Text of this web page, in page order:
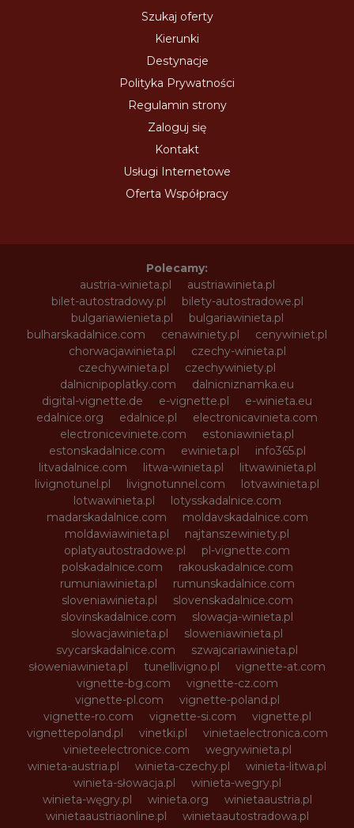
Szukaj oferty
Kierunki
Destynacje
Polityka Prywatności
Regulamin strony
Zaloguj się
Kontakt
Usługi Internetowe
Oferta Współpracy
Polecamy:
austria-winieta.pl
austriawinieta.pl
bilet-autostradowy.pl
bilety-autostradowe.pl
bulgariawienieta.pl
bulgariawinieta.pl
bulharskadalnice.com
cenawiniety.pl
cenywiniet.pl
chorwacjawinieta.pl
czechy-winieta.pl
czechywinieta.pl
czechywiniety.pl
dalnicnipoplatky.com
dalnicniznamka.eu
digital-vignette.de
e-vignette.pl
e-winieta.eu
edalnice.org
edalnice.pl
electronicavinieta.com
electroniceviniete.com
estoniawinieta.pl
estonskadalnice.com
ewinieta.pl
info365.pl
litvadalnice.com
litwa-winieta.pl
litwawinieta.pl
livignotunel.pl
livignotunnel.com
lotvawinieta.pl
lotwawinieta.pl
lotysskadalnice.com
madarskadalnice.com
moldavskadalnice.com
moldawiawinieta.pl
najtanszewiniety.pl
oplatyautostradowe.pl
pl-vignette.com
polskadalnice.com
rakouskadalnice.com
rumuniawinieta.pl
rumunskadalnice.com
sloveniawinieta.pl
slovenskadalnice.com
slovinskadalnice.com
slowacja-winieta.pl
slowacjawinieta.pl
sloweniawinieta.pl
svycarskadalnice.com
szwajcariawinieta.pl
słoweniawinieta.pl
tunellivigno.pl
vignette-at.com
vignette-bg.com
vignette-cz.com
vignette-pl.com
vignette-poland.pl
vignette-ro.com
vignette-si.com
vignette.pl
vignettepoland.pl
vinetki.pl
vinietaelectronica.com
vinieteelectronice.com
wegrywinieta.pl
winieta-austria.pl
winieta-czechy.pl
winieta-litwa.pl
winieta-słowacja.pl
winieta-wegry.pl
winieta-węgry.pl
winieta.org
winietaaustria.pl
winietaaustriaonline.pl
winietaautostradowa.pl